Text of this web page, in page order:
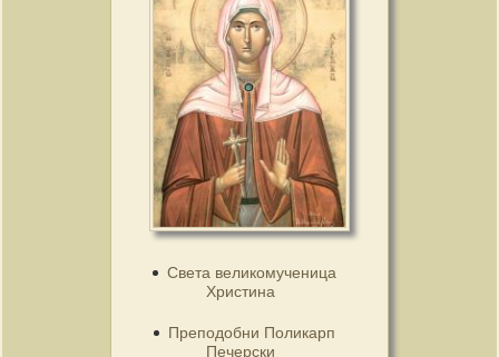
Света великомученица
Христина
Преподобни Поликарп
Печерски